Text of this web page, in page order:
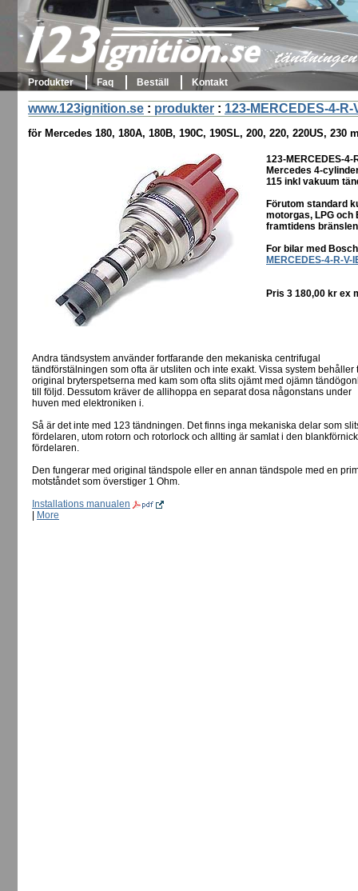
123ignition.se
Produkter Faq Beställ Kontakt
www.123ignition.se : produkter : 123-MERCEDES-4-R-
för Mercedes 180, 180A, 180B, 190C, 190SL, 200, 220, 220US, 230
123-MERCEDES-
Mercedes 4-
115 inkl vakuum
Förutom standard
motorgas, LPG och
framtidens
For bilar med
MERCEDES-4-R-V-
Pris 3 180,00 kr ex
Andra tändsystem använder fortfarande den mekaniska centrifugal
tändförstälningen som ofta är utsliten och inte exakt. Vissa system behåller
original bryterspetserna med kam som ofta slits ojämt med ojämn
till följd. Dessutom kräver de allihoppa en separat dosa någonstans under
huven med elektroniken i.
Så är det inte med 123 tändningen. Det finns inga mekaniska delar som
fördelaren, utom rotorn och rotorlock och allting är samlat i den
fördelaren.
Den fungerar med original tändspole eller en annan tändspole med en
motståndet som överstiger 1 Ohm.
Installations manualen
More